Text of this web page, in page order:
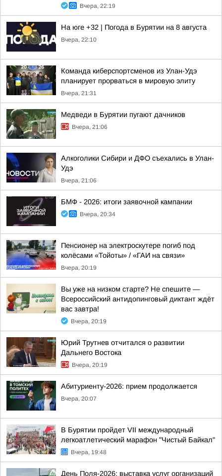
Вчера, 22:19
На юге +32 | Погода в Бурятии на 8 августа
Вчера, 22:10
Команда киберспортсменов из Улан-Удэ
планирует прорваться в мировую элиту
Вчера, 21:31
Медведи в Бурятии пугают дачников
Вчера, 21:06
Алкоголики Сибири и ДФО съехались в Улан-
Удэ
Вчера, 21:06
БМФ - 2026: итоги заявочной кампании
Вчера, 20:34
Пенсионер на электроскутере погиб под
колёсами «Тойоты» / «ГАИ на связи»
Вчера, 20:19
Вы уже на низком старте? Не спешите —
Всероссийский антидопинговый диктант ждёт
вас завтра!
Вчера, 20:19
Юрий Трутнев отчитался о развитии
Дальнего Востока
Вчера, 20:19
Абитуриенту-2026: прием продолжается
Вчера, 20:07
В Бурятии пройдет VII международный
легкоатлетический марафон "Чистый Байкал"
Вчера, 19:48
День Поля-2026: выставка услуг организаций